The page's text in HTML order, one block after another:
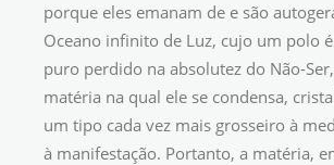
porque eles emanam de e são
Oceano infinito de Luz, cujo um polo
puro perdido na absolutez do Não-
matéria na qual ele se condensa,
um tipo cada vez mais grosseiro à
à manifestação. Portanto, a matéria,